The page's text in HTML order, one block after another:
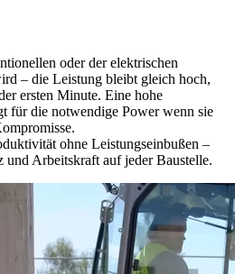
oder der elektrischen
– die Leistung bleibt gleich hoch,
ersten Minute. Eine hohe
für die notwendige Power wenn sie
ohne Leistungseinbußen –
Arbeitskraft auf jeder Baustelle.